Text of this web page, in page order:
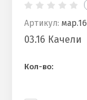
Артикул: мар.16
03.16 Качели
Кол-во: